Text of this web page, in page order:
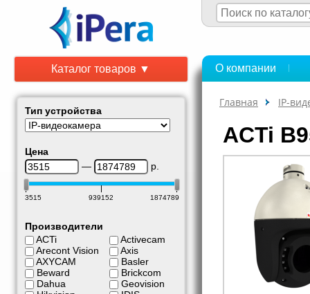
Каталог товаров ▼
Тип устройства
Цена
—
р.
3515 939152 1874789
Производители
ACTi
Arecont Vision
AXYCAM
Beward
Dahua
Activecam
Axis
Basler
Brickcom
Geovision
О компании
Главная IP-
ACTi